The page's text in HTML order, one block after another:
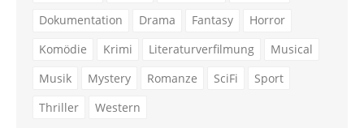
Dokumentation
Drama Fantasy
Horror
Komödie
Krimi Literaturverfilmung
Musical
Musik
Mystery Romanze SciFi
Sport
Thriller
Western